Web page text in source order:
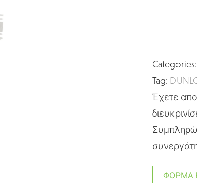
Categories:
Tag:
Έχετε
ΦΌΡΜΑ